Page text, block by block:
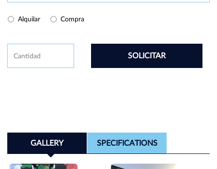
Buy/Rental
Alquilar Compra
CAPTCHA
Cantidad
GALLERY SPECIFICATIONS